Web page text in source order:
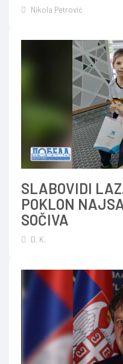
Nikola Petrović
SLABOVIDI
POKLON
SOČIVA
D. K.